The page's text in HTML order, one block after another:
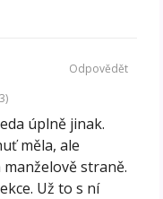
úplně jinak.
měla, ale
straně.
Už to s ní
Odpovědět